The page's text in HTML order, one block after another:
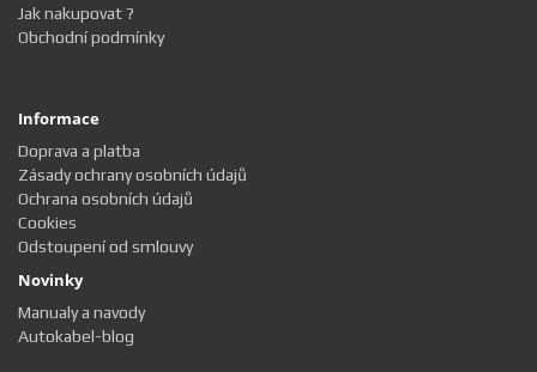
Jak nakupovat ?
Obchodní podmínky
Informace
Doprava a platba
Zásady ochrany osobních údajů
Ochrana osobních údajů
Cookies
Odstoupení od smlouvy
Novinky
Manualy a navody
Autokabel-blog